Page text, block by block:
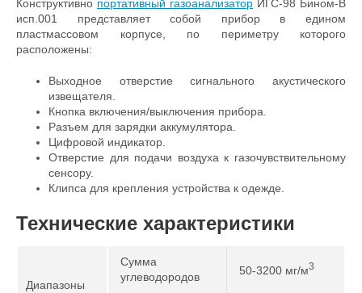
Конструктивно портативный газоанализатор ИГС-98 Бином-В
исп.001 представляет собой прибор в едином
пластмассовом корпусе, по периметру которого
расположены:
Выходное отверстие сигнального акустического
извещателя.
Кнопка включения/выключения прибора.
Разъем для зарядки аккумулятора.
Цифровой индикатор.
Отверстие для подачи воздуха к газочувствительному
сенсору.
Клипса для крепления устройства к одежде.
Технические характеристики
Диапазоны
Сумма
углеводородов
50-3200 мг/м3